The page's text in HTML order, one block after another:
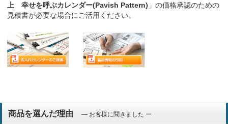
上 幸せを呼ぶカレンダー(Pavish Pattern) 」の価格承認のための
見積書が必要な場合にご活用ください。
商品を選んだ理由 ― お客様に聞きました ー